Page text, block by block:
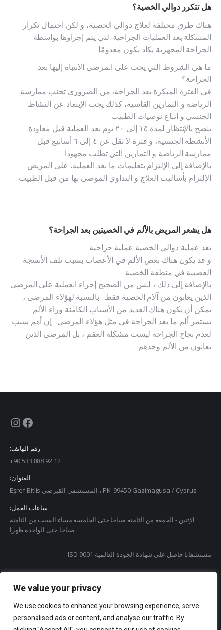
We value your privacy
We use cookies to enhance your browsing experience, serve
personalised ads or content, and analyse our traffic. By
هل تتكرر دوالي الخصية؟
هناك طرق مختلفة لعلاج دوالي الخصية، و لكن احتمال تكرار
المشكلة بعد العمليات الجراحية التي يتم إجراؤها بواسطة
الجراحة المجهرية يكاد يكون معدومًا
ما هي الشروط التي يجب على المرضى الانتباه إليها بعد
الجراحة؟
في الفترة المبكرة بعد الجراحة، من الضروري تجنب ممارسة
الرياضة و التمارين القاسية، كذلك يجب الإبتعاد عن النشاط
الجنسي و اتباع توصيات الطبيب
ينصح بالإنتظار لمدة ١٥ إلى ٢٠ يوم بعد العملية قبل معاودة
الأنشطة الجنسية، و فترة لا تقل عن ٤ إلى ٦ أسابيع قبل
ممارسة الرياضة و التمارين التي تطلب مجهودا
بالإضافة إلى الإلتزام بتعليمات ما بعد العملية، على المريض
الإلتزام بأساليب العلاج و التداوي الموصى بها من قبل الطبيب
هل يشعر المريض بالألم في الخصيتين بعد الجراحة؟
تعد عملية دوالي الخصية عملية جراحية
و قد يكون هناك بعض الألم في الأعصاب بسبب تلف الأنسجة
العصبية في منطقة الخصية
بالإضافة إلى ذلك ، ليس من الصحيح إجراء العملية على المرضى
الذين يعانون من آلام الخصية فقط. بالنسبة لهؤلاء المرضى ،
يمكن أن يكون هناك العديد من الأسباب الكامنة وراء الألم.
يستمر ألم ما بعد الجراحة في مثل هؤلاء المرضى. إن أهم سبب
لعدم نجاح الجراحة ليست مشكلة العقم ، بل المرضى الذين
يعانون من الألم وحدهم
Instagram
Facebook
:رقم الهاتف
+90 533 888 92 12
:العنوان
Eşref Bitlis المستشفى القبرصي ، PK: 99450 Gazimagusa / Cyprus
:ساعات العمل
الإثنين - الجمعة من الثامنة صباحا حتى الخامسة مساء السبت من الثامنة
صباحا حتى الواحدة ظهرا
ISO 9001 مستشفانا حاصل على شهادة الجودة العالمية